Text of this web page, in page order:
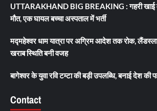
UTTARAKHAND BIG BREAKING : गहरी खाई में
मौत, एक घायल बच्चा अस्पताल में भर्ती
मद्महेश्वर धाम यात्रा पर अग्रिम आदेश तक रोक,
खराब स्थिति बनी वजह
बागेश्वर के युवा रवि टम्टा की बड़ी उपलब्धि, बनाई देश की
Contact